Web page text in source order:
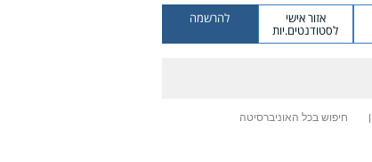
אזור אישי
לסטודנטים.יות
להרשמה
חיפוש בכל האוניברסיטה